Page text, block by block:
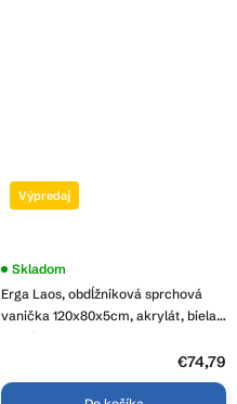
Výpredaj
Erga Laos, obdĺžniková sprchová
vanička 120x80x5cm, akrylát, biela
lesklá, ERG-V06-ACR-8012S-WH-CR
Skladom
€74,79